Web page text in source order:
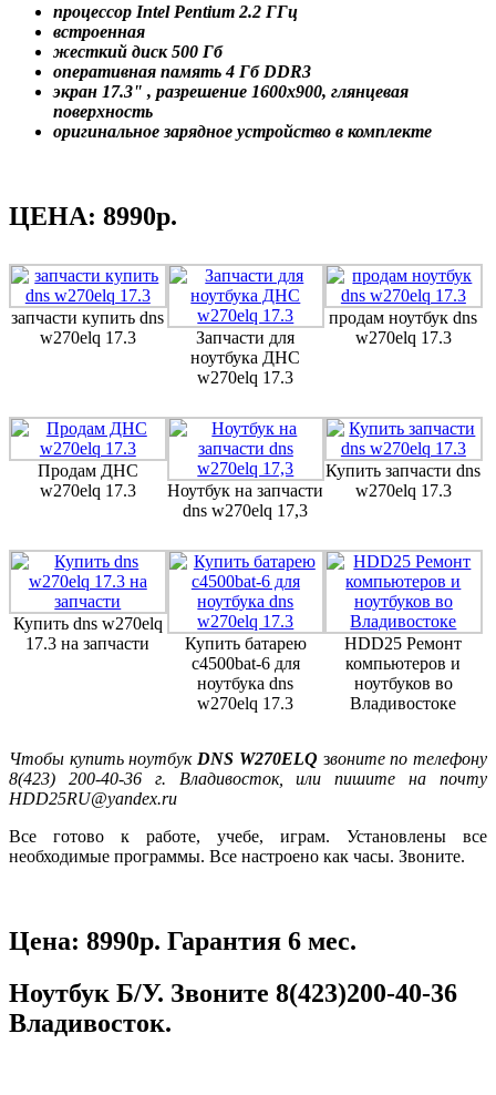
процессор Intel Pentium 2.2 ГГц
встроенная
жесткий диск 500 Гб
оперативная память 4 Гб DDR3
экран 17.3" , разрешение 1600x900, глянцевая
поверхность
оригинальное зарядное устройство в комплекте
ЦЕНА: 8990р.
запчасти купить dns
w270elq 17.3
Запчасти для
ноутбука ДНС
w270elq 17.3
продам ноутбук dns
w270elq 17.3
Продам ДНС
w270elq 17.3
Ноутбук на запчасти
dns w270elq 17,3
Купить запчасти dns
w270elq 17.3
Купить dns w270elq
17.3 на запчасти
Купить батарею
c4500bat-6 для
ноутбука dns
w270elq 17.3
HDD25 Ремонт
компьютеров и
ноутбуков во
Владивостоке
Чтобы купить ноутбук DNS W270ELQ звоните по телефону
8(423) 200-40-36 г. Владивосток, или пишите на почту
HDD25RU@yandex.ru
Все готово к работе, учебе, играм. Установлены все
необходимые программы. Все настроено как часы. Звоните.
Цена: 8990р. Гарантия 6 мес.
Ноутбук Б/У. Звоните 8(423)200-40-36
Владивосток.